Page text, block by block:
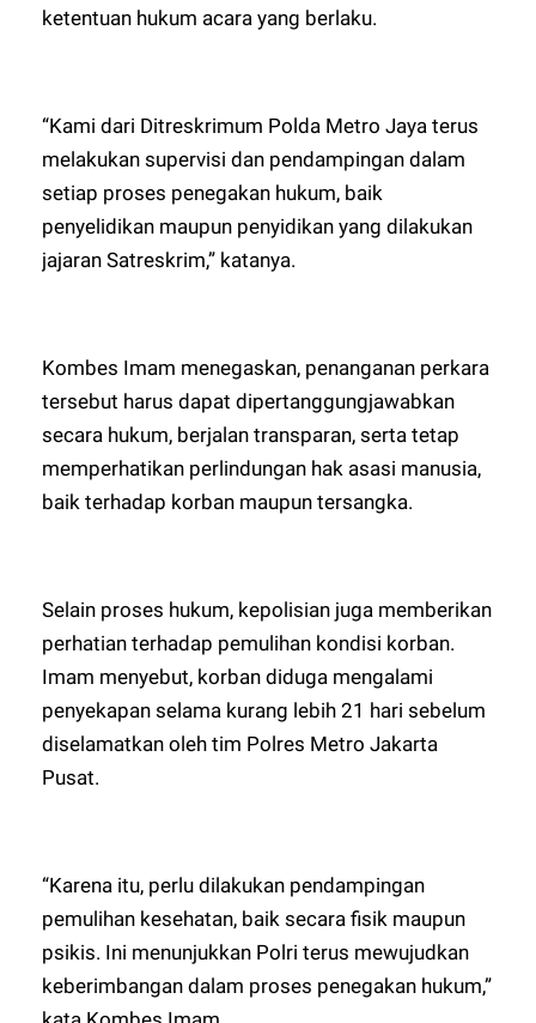
ketentuan hukum acara yang berlaku.
“Kami dari Ditreskrimum Polda Metro Jaya terus
melakukan supervisi dan pendampingan dalam
setiap proses penegakan hukum, baik
penyelidikan maupun penyidikan yang dilakukan
jajaran Satreskrim,” katanya.
Kombes Imam menegaskan, penanganan perkara
tersebut harus dapat dipertanggungjawabkan
secara hukum, berjalan transparan, serta tetap
memperhatikan perlindungan hak asasi manusia,
baik terhadap korban maupun tersangka.
Selain proses hukum, kepolisian juga memberikan
perhatian terhadap pemulihan kondisi korban.
Imam menyebut, korban diduga mengalami
penyekapan selama kurang lebih 21 hari sebelum
diselamatkan oleh tim Polres Metro Jakarta
Pusat.
“Karena itu, perlu dilakukan pendampingan
pemulihan kesehatan, baik secara fisik maupun
psikis. Ini menunjukkan Polri terus mewujudkan
keberimbangan dalam proses penegakan hukum,”